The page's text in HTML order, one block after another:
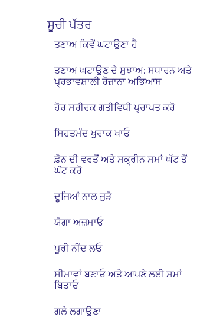
ਸੂਚੀ ਪੱਤਰ
ਤਣਾਅ ਕਿਵੇਂ ਘਟਾਉਣਾ ਹੈ
ਤਣਾਅ ਘਟਾਉਣ ਦੇ ਸੁਝਾਅ: ਸਧਾਰਨ ਅਤੇ
ਪ੍ਰਭਾਵਸ਼ਾਲੀ ਰੋਜ਼ਾਨਾ ਅਭਿਆਸ
ਹੋਰ ਸਰੀਰਕ ਗਤੀਵਿਧੀ ਪ੍ਰਾਪਤ ਕਰੋ
ਸਿਹਤਮੰਦ ਖੁਰਾਕ ਖਾਓ
ਫ਼ੋਨ ਦੀ ਵਰਤੋਂ ਅਤੇ ਸਕ੍ਰੀਨ ਸਮਾਂ ਘੱਟ ਤੋਂ
ਘੱਟ ਕਰੋ
ਦੂਜਿਆਂ ਨਾਲ ਜੁੜੋ
ਯੋਗਾ ਅਜ਼ਮਾਓ
ਪੂਰੀ ਨੀਂਦ ਲਓ
ਸੀਮਾਵਾਂ ਬਣਾਓ ਅਤੇ ਆਪਣੇ ਲਈ ਸਮਾਂ
ਬਿਤਾਓ
ਗਲੇ ਲਗਾਉਣਾ